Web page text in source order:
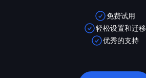
免费试用
轻松设置和迁移
优秀的支持